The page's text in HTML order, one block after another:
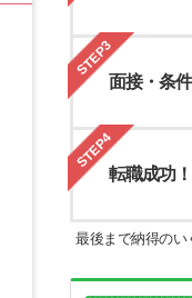
STEP3
面接・条
STEP4
転職成功！
最後まで納得のい